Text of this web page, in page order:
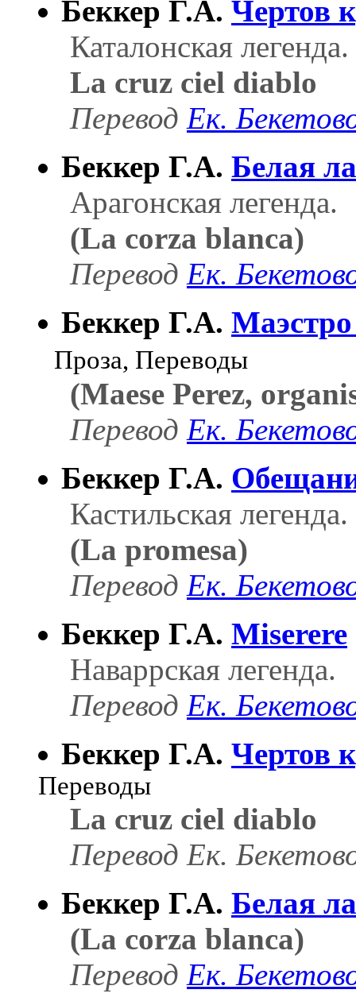
Беккер Г.А. Чертов
Каталонская легенда.
La cruz ciel diablo
Перевод Ек.
Беккер Г.А. Белая
Арагонская легенда.
(La corza blanca)
Перевод Ек.
Беккер Г.А.
Проза, Переводы
(Maese Perez,
Перевод Ек.
Беккер Г.А.
Кастильская легенда.
(La promesa)
Перевод Ек.
Беккер Г.А. Miserere
Наваррская легенда.
Перевод Ек.
Беккер Г.А. Чертов
Переводы
La cruz ciel diablo
Перевод Ек.
Беккер Г.А. Белая
(La corza blanca)
Перевод Ек.